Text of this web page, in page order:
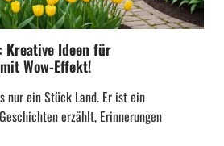
Ideen für
Wow-Effekt!
nur ein Stück Land. Er ist ein
erzählt, Erinnerungen